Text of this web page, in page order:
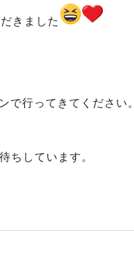
きました
で行ってきてください。
ちしています。